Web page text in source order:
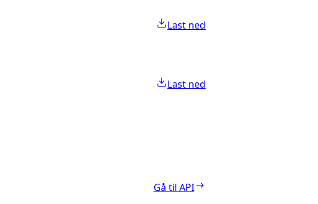
Last ned
Last ned
Gå til API